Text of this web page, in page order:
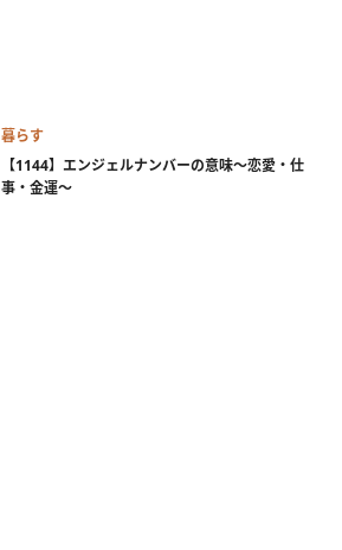
暮らす
【1144】エンジェルナンバーの意味～恋愛・仕
事・金運～